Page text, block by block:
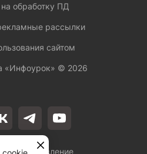
осуществление
обработку ПД
рассылки
сайтом
«Инфоурок» © 2026